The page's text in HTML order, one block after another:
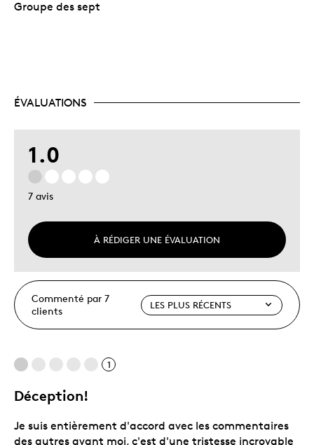
Groupe des sept
ÉVALUATIONS
1.0
7 avis
À RÉDIGER UNE ÉVALUATION
Commenté par 7
clients
1
Déception!
Je suis entièrement d'accord avec les commentaires
des autres avant moi, c'est d'une tristesse incroyable